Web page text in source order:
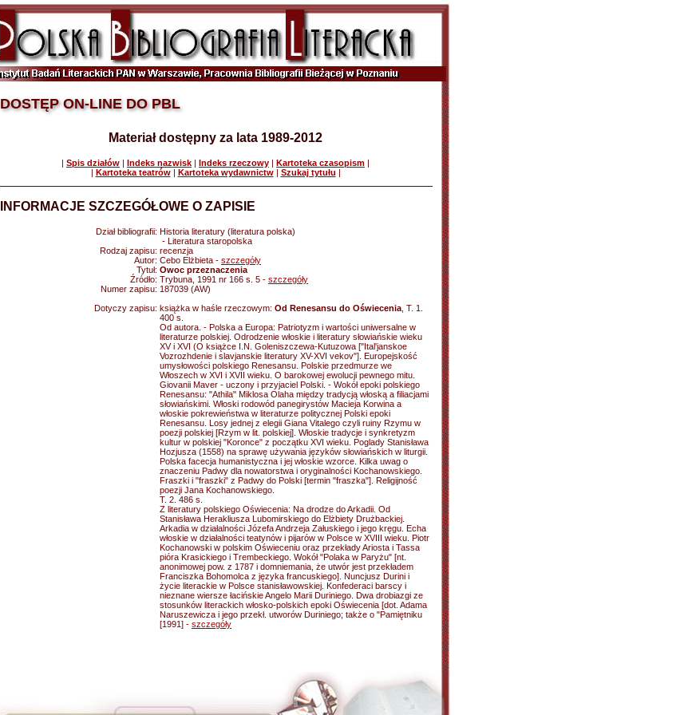
DOSTĘP ON-LINE DO PBL
Materiał dostępny za lata 1989-2012
| Spis działów | Indeks nazwisk | Indeks rzeczowy | Kartoteka czasopism |
| Kartoteka teatrów| Kartoteka wydawnictw| Szukaj tytułu |
INFORMACJE SZCZEGÓŁOWE O ZAPISIE
Dział bibliografii: Historia literatury (literatura polska)
- Literatura staropolska
Rodzaj zapisu: recenzja
Autor: Cebo Elżbieta - szczegóły
Tytuł: Owoc przeznaczenia
Źródło: Trybuna, 1991 nr 166 s. 5 - szczegóły
Numer zapisu: 187039 (AW)
Dotyczy zapisu: książka w haśle rzeczowym: Od Renesansu do Oświecenia , T. 1.
400 s.
Od autora. - Polska a Europa: Patriotyzm i wartości uniwersalne w
literaturze polskiej. Odrodzenie włoskie i literatury słowiańskie wieku
XV i XVI (O książce I.N. Goleniszczewa-Kutuzowa ["Ital'janskoe
Vozrozhdenie i slavjanskie literatury XV-XVI vekov"]. Europejskość
umysłowości polskiego Renesansu. Polskie przedmurze we
Włoszech w XVI i XVII wieku. O barokowej ewolucji pewnego mitu.
Giovanii Maver - uczony i przyjaciel Polski. - Wokół epoki polskiego
Renesansu: "Athila" Miklosa Olaha między tradycją włoską a filiacjami
słowiańskimi. Włoski rodowód panegirystów Macieja Korwina a
włoskie pokrewieństwa w literaturze politycznej Polski epoki
Renesansu. Losy jednej z elegii Giana Vitalego czyli ruiny Rzymu w
poezji polskiej [Rzym w lit. polskiej]. Włoskie tradycje i synkretyzm
kultur w polskiej "Koronce" z początku XVI wieku. Poglady Stanisława
Hozjusza (1558) na sprawę używania języków słowiańskich w liturgii.
Polska facecja humanistyczna i jej włoskie wzorce. Kilka uwag o
znaczeniu Padwy dla nowatorstwa i oryginalności Kochanowskiego.
Fraszki i "fraszki" z Padwy do Polski [termin "fraszka"]. Religijność
poezji Jana Kochanowskiego.
T. 2. 486 s.
Z literatury polskiego Oświecenia: Na drodze do Arkadii. Od
Stanisława Herakliusza Lubomirskiego do Elżbiety Drużbackiej.
Arkadia w działalności Józefa Andrzeja Załuskiego i jego kręgu. Echa
włoskie w działalności teatynów i pijarów w Polsce w XVIII wieku. Piotr
Kochanowski w polskim Oświeceniu oraz przekłady Ariosta i Tassa
pióra Krasickiego i Trembeckiego. Wokół "Polaka w Paryżu" [nt.
anonimowej pow. z 1787 i domniemania, że utwór jest przekładem
Franciszka Bohomolca z języka francuskiego]. Nuncjusz Durini i
życie literackie w Polsce stanisławowskiej. Konfederaci barscy i
nieznane wiersze łacińskie Angelo Marii Duriniego. Dwa drobiazgi ze
stosunków literackich włosko-polskich epoki Oświecenia [dot. Adama
Naruszewicza i jego przekł. utworów Duriniego; także o "Pamiętniku
[1991] - szczegóły